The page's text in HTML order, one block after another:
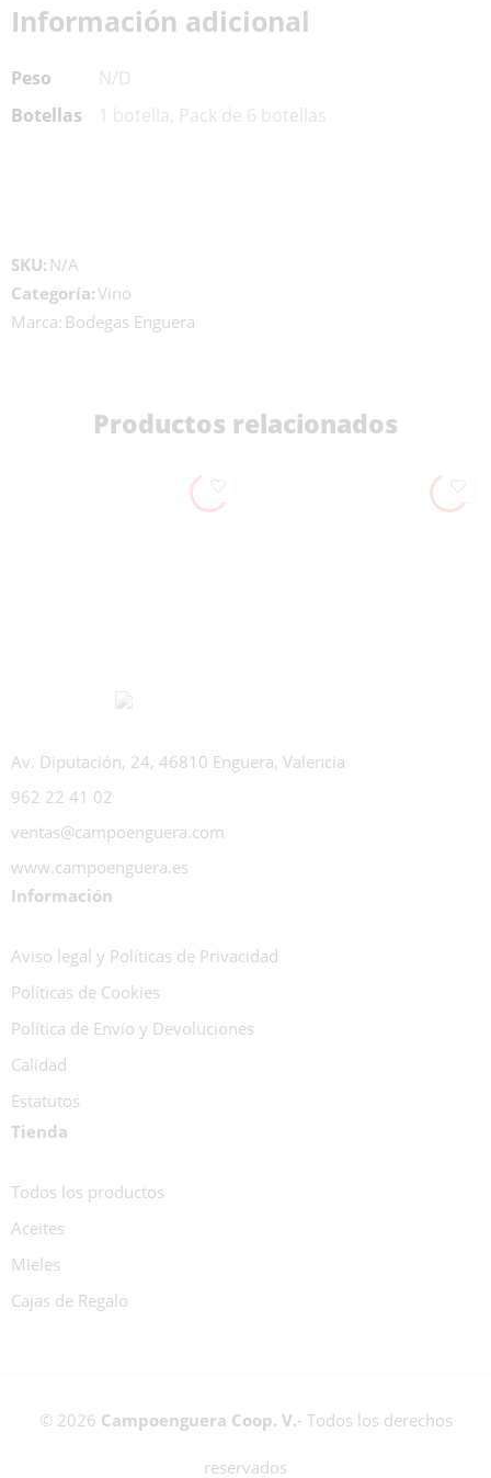
Información adicional
Peso
N/D
Botellas
1 botella, Pack de 6 botellas
SKU: N/A
Categoría:Vino
Marca: Bodegas Enguera
Productos relacionados
Av. Diputación, 24, 46810 Enguera, Valencia
962 22 41 02
ventas@campoenguera.com
www.campoenguera.es
Información
Aviso legal y Políticas de Privacidad
Políticas de Cookies
Política de Envío y Devoluciones
Calidad
Estatutos
Tienda
Todos los productos
Aceites
Mieles
Cajas de Regalo
© 2026 Campoenguera Coop. V.- Todos los derechos
reservados